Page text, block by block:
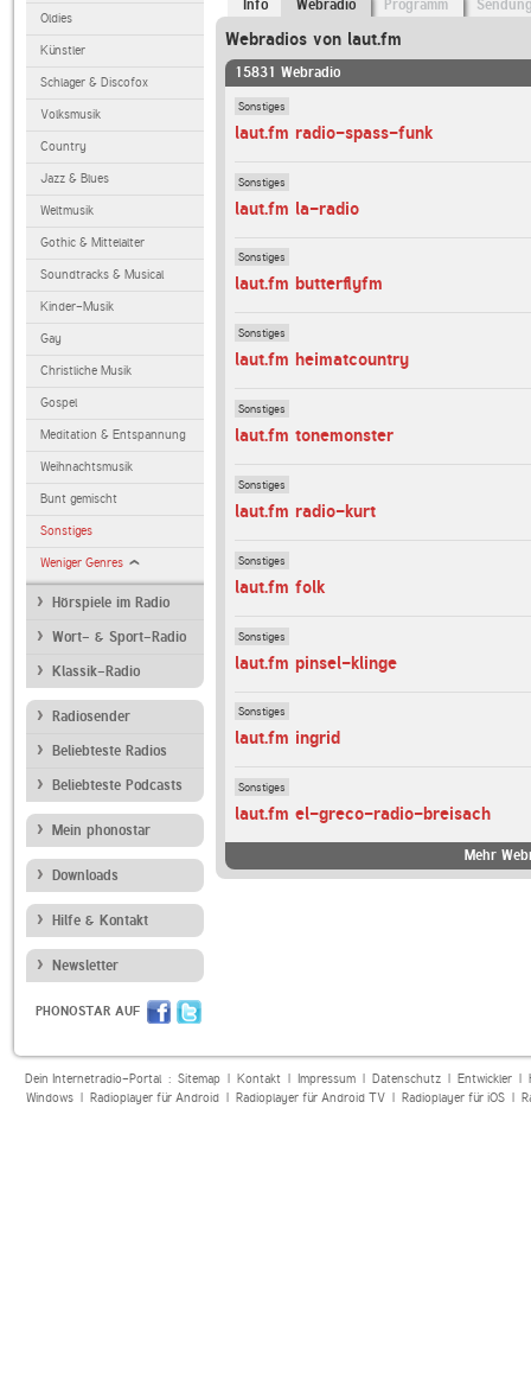
Oldies
Künstler
Schlager & Discofox
Volksmusik
Country
Jazz & Blues
Weltmusik
Gothic & Mittelalter
Soundtracks & Musical
Kinder-Musik
Gay
Christliche Musik
Gospel
Meditation & Entspannung
Weihnachtsmusik
Bunt gemischt
Sonstiges
Weniger Genres
Hörspiele im Radio
Wort- & Sport-Radio
Klassik-Radio
Radiosender
Beliebteste Radios
Beliebteste Podcasts
Mein phonostar
Downloads
Hilfe & Kontakt
Newsletter
PHONOSTAR AUF
Info Webradio Programm
Webradios von laut.fm
15831 Webradio
Sonstiges
laut.fm radio-spass-funk
Sonstiges
laut.fm la-radio
Sonstiges
laut.fm butterflyfm
Sonstiges
laut.fm heimatcountry
Sonstiges
laut.fm tonemonster
Sonstiges
laut.fm radio-kurt
Sonstiges
laut.fm folk
Sonstiges
laut.fm pinsel-klinge
Sonstiges
laut.fm ingrid
Sonstiges
laut.fm el-greco-radio-breisach
Mehr
Dein Internetradio-Portal : Sitemap| Kontakt| Impressum| Datenschutz| Entwickler|
Windows| Radioplayer für Android| Radioplayer für Android TV| Radioplayer für iOS|